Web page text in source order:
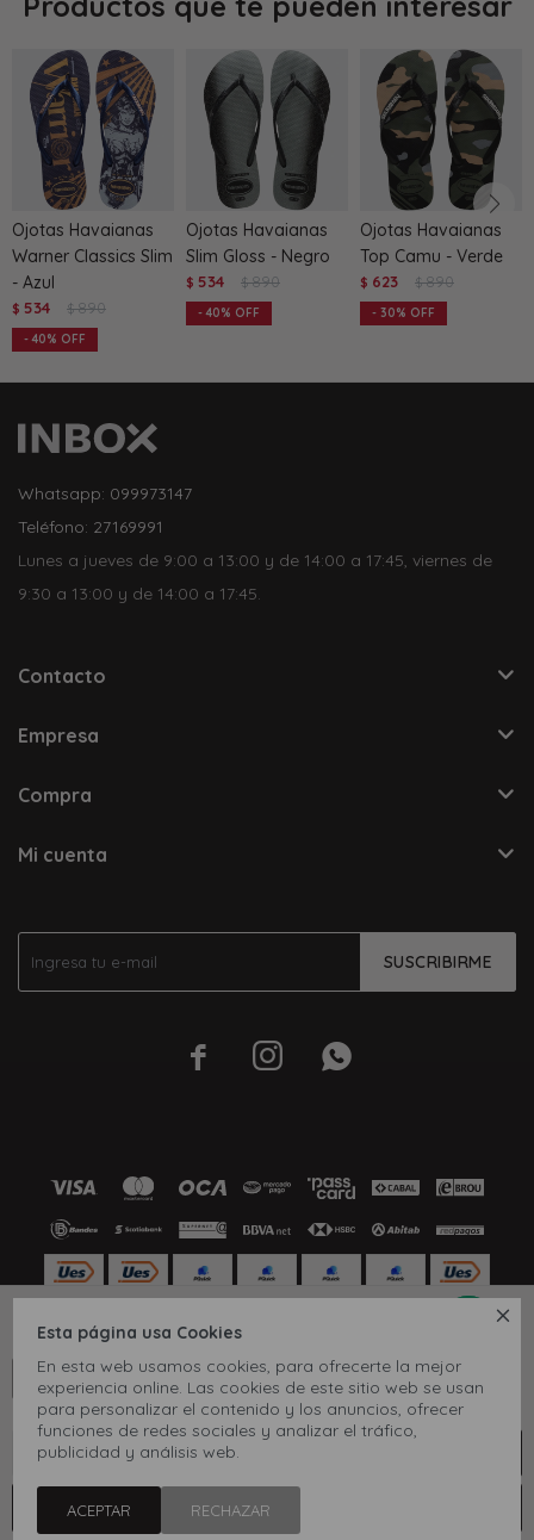

Esta página usa Cookies
En esta web usamos cookies, para ofrecerte la mejor
experiencia online. Las cookies de este sitio web se usan
para personalizar el contenido y los anuncios, ofrecer
funciones de redes sociales y analizar el tráfico,
publicidad y análisis web.
ACEPTAR RECHAZAR
CONOCÉ TU TALLE
Ver tabla de medidas
1
Ojotas Havaianas
Warner Classics Slim
- Azul
$ 534 $ 890
40
Ojotas Havaianas
Slim Gloss - Negro
$ 534 $ 890
40
Ojotas Havaianas
Top Camu - Verde
$ 623 $ 890
30
SUSCRIBIRME
  
Whatsapp: 099973147
Teléfono: 27169991
Lunes a jueves de 9:00 a 13:00 y de 14:00 a 17:45, viernes de
9:30 a 13:00 y de 14:00 a 17:45.
Contacto
Empresa
Compra
Mi cuenta
© Copyright 2026 / Inbox